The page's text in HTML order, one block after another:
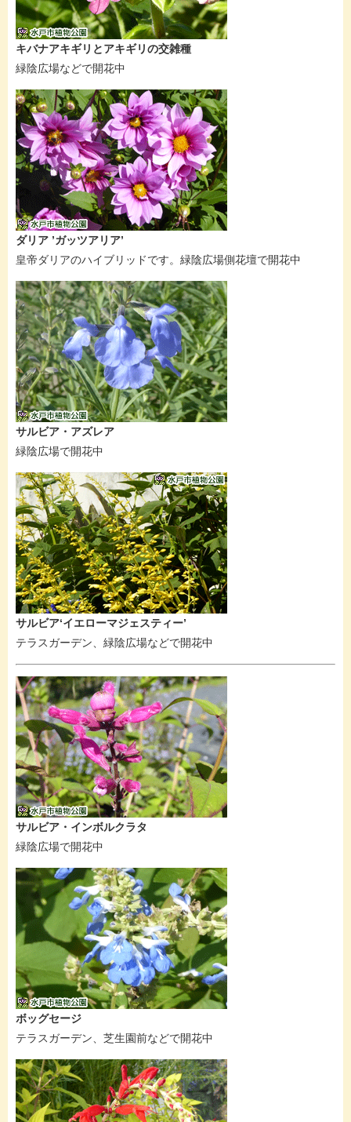
キバナアキギリとアキギリの交雑種
緑陰広場などで開花中
ダリア ’ガッツアリア’
皇帝ダリアのハイブリッドです。緑陰広場側花壇で開花中
サルビア・アズレア
緑陰広場で開花中
サルビア‘イエローマジェスティー’
テラスガーデン、緑陰広場などで開花中
サルビア・インボルクラタ
緑陰広場で開花中
ボッグセージ
テラスガーデン、芝生園前などで開花中